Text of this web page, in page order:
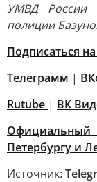
УМВД России
полиции
Подписаться
Телеграмм |
Rutube | ВК
Петербургу и
Источник: